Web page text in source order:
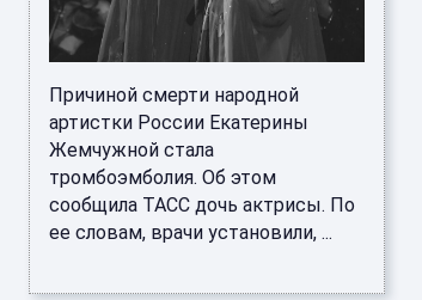
Причиной смерти народной
артистки России Екатерины
Жемчужной стала
тромбоэмболия. Об этом
сообщила ТАСС дочь актрисы. По
ее словам, врачи установили, ...